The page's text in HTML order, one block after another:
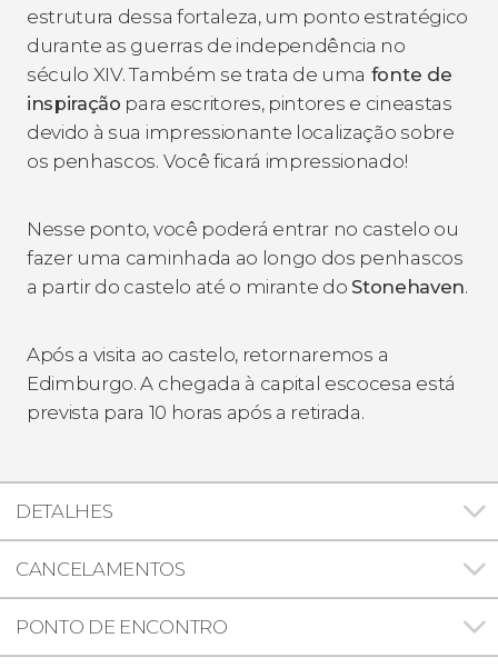
estrutura dessa fortaleza, um ponto estratégico
durante as guerras de independência no
século XIV. Também se trata de uma fonte de
inspiração para escritores, pintores e cineastas
devido à sua impressionante localização sobre
os penhascos. Você ficará impressionado!
Nesse ponto, você poderá entrar no castelo ou
fazer uma caminhada ao longo dos penhascos
a partir do castelo até o mirante do Stonehaven.
Após a visita ao castelo, retornaremos a
Edimburgo. A chegada à capital escocesa está
prevista para 10 horas após a retirada.
DETALHES
CANCELAMENTOS
PONTO DE ENCONTRO